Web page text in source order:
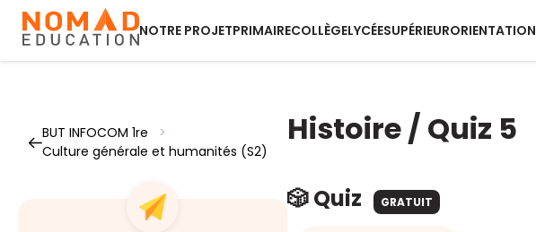
NOTRE PROJETPRIMAIRECOLLÈGELYCÉESUPÉRIEURORIENTATION
BUT INFOCOM 1re
>
Culture générale et humanités (S2)
Histoire / Quiz 5
🎲 Quiz GRATUIT